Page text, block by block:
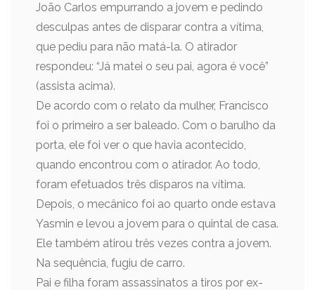
João Carlos empurrando a jovem e pedindo
desculpas antes de disparar contra a vítima,
que pediu para não matá-la. O atirador
respondeu: “Já matei o seu pai, agora é você”
(assista acima).
De acordo com o relato da mulher, Francisco
foi o primeiro a ser baleado. Com o barulho da
porta, ele foi ver o que havia acontecido,
quando encontrou com o atirador. Ao todo,
foram efetuados três disparos na vítima.
Depois, o mecânico foi ao quarto onde estava
Yasmin e levou a jovem para o quintal de casa.
Ele também atirou três vezes contra a jovem.
Na sequência, fugiu de carro.
Pai e filha foram assassinatos a tiros por ex-